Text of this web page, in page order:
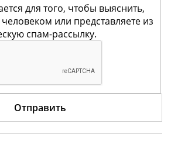
для того, чтобы выяснить,
или представляете из
спам-рассылку.